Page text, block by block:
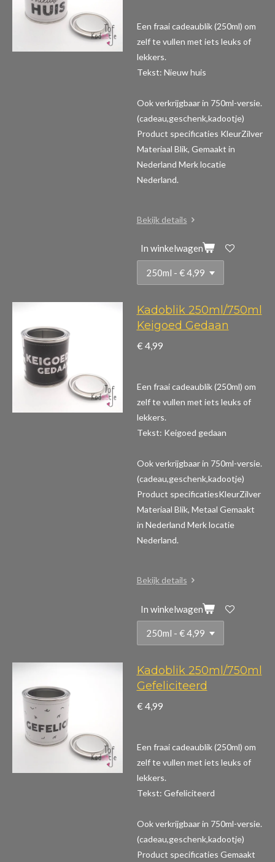
Een fraai cadeaublik (250ml) om
zelf te vullen met iets leuks of
lekkers.
Tekst: Nieuw huis
Ook verkrijgbaar in 750ml-versie.
(cadeau,geschenk,kadootje)
Product specificaties KleurZilver
Materiaal Blik, Gemaakt in
Nederland Merk locatie
Nederland.
Bekijk details
In winkelwagen
Kadoblik 250ml/750ml
Keigoed Gedaan
€ 4,99
Een fraai cadeaublik (250ml) om
zelf te vullen met iets leuks of
lekkers.
Tekst: Keigoed gedaan
Ook verkrijgbaar in 750ml-versie.
(cadeau,geschenk,kadootje)
Product specificatiesKleurZilver
Materiaal Blik, Metaal Gemaakt
in Nederland Merk locatie
Nederland.
Bekijk details
In winkelwagen
Kadoblik 250ml/750ml
Gefeliciteerd
€ 4,99
Een fraai cadeaublik (250ml) om
zelf te vullen met iets leuks of
lekkers.
Tekst: Gefeliciteerd
Ook verkrijgbaar in 750ml-versie.
(cadeau,geschenk,kadootje)
Product specificaties Gemaakt